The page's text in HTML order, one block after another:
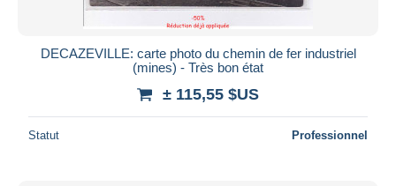
DECAZEVILLE: carte photo du chemin de fer industriel
(mines) - Très bon état
± 115,55 $US
Statut Professionnel